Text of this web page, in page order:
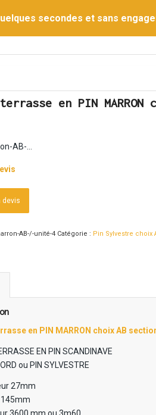
secondes et sans
en PIN MARRON
AB-…
devis
AB-/-unité-4 Catégorie : Pin Sylvestre choix
en PIN MARRON choix AB
EN PIN SCANDINAVE
ou PIN SYLVESTRE
27mm
3600 mm ou 3m60